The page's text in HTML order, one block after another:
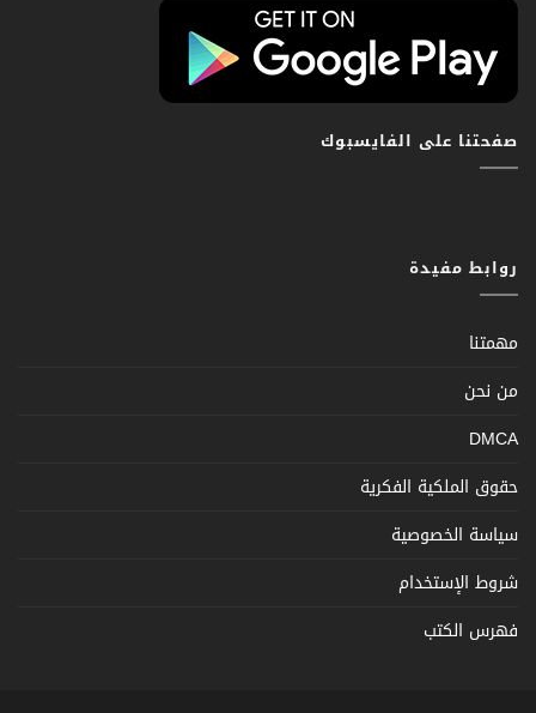
صفحتنا على الفايسبوك
روابط مفيدة
مهمتنا
من نحن
DMCA
حقوق الملكية الفكرية
سياسة الخصوصية
شروط الإستخدام
فهرس الكتب